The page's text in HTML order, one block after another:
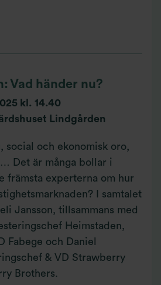
Vad händer nu?
kl. 14.40
Lindgården
social och ekonomisk oro,
Det är många bollar i
främsta experterna om hur
I samtalet
Jansson, tillsammans med
Heimstaden,
Fabege och Daniel
& VD Strawberry
Brothers.